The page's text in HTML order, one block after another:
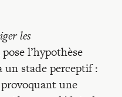
les
l’hypothèse
un stade perceptif :
une